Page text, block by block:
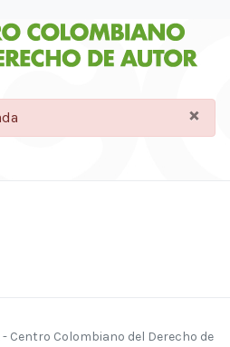
×
Centro Colombiano del Derecho de